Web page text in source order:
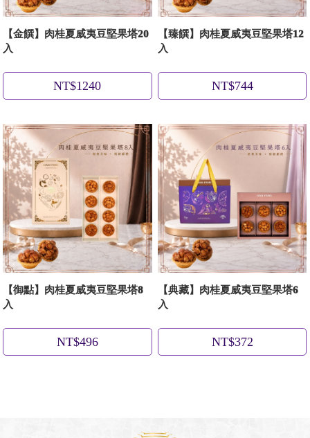
【金饌】肉桂夏威夷豆堅果塔20
入
NT$1240
【臻饌】肉桂夏威夷豆堅果塔12
入
NT$744
【御點】肉桂夏威夷豆堅果塔8
入
NT$496
【典藏】肉桂夏威夷豆堅果塔6
入
NT$372